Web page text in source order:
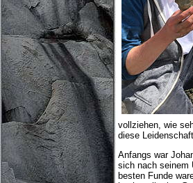
vollziehen, wie
diese
Anfangs war
sich nach seinem
besten Funde